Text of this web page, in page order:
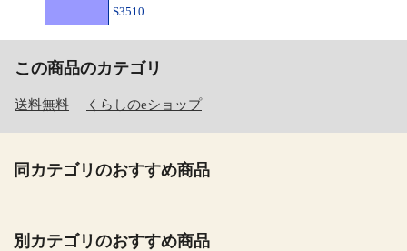
S3510
この商品のカテゴリ
送料無料 くらしのeショップ
同カテゴリのおすすめ商品
別カテゴリのおすすめ商品